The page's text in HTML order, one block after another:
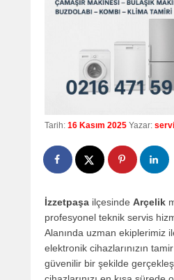
Tarih: 16 Kasım 2025 Yazar:
İzzetpaşa ilçesinde Arçelik
profesyonel teknik servis
Alanında uzman ekiplerimiz
elektronik cihazlarınızın
güvenilir bir şekilde